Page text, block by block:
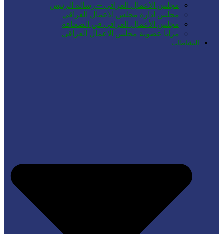
مجلس الاعمال العراقي – رسالة الرئيس
مجلس ادارة مجلس الأعمال العراقي
مجلس الأعمال العراقي في الصحافة
مزايا عضوية مجلس الاعمال العراقي
النشاطات